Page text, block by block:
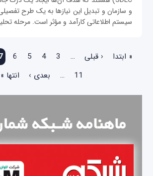
و سازمان و تبدیل این نیازها به یک طرح
سیستم اطلاعاتی کارآمد و مؤثر است. مرحله
صفحه‌ها
« ابتدا ‹ قبلی …
3
4
5
6
11
… بعدی › انتها »